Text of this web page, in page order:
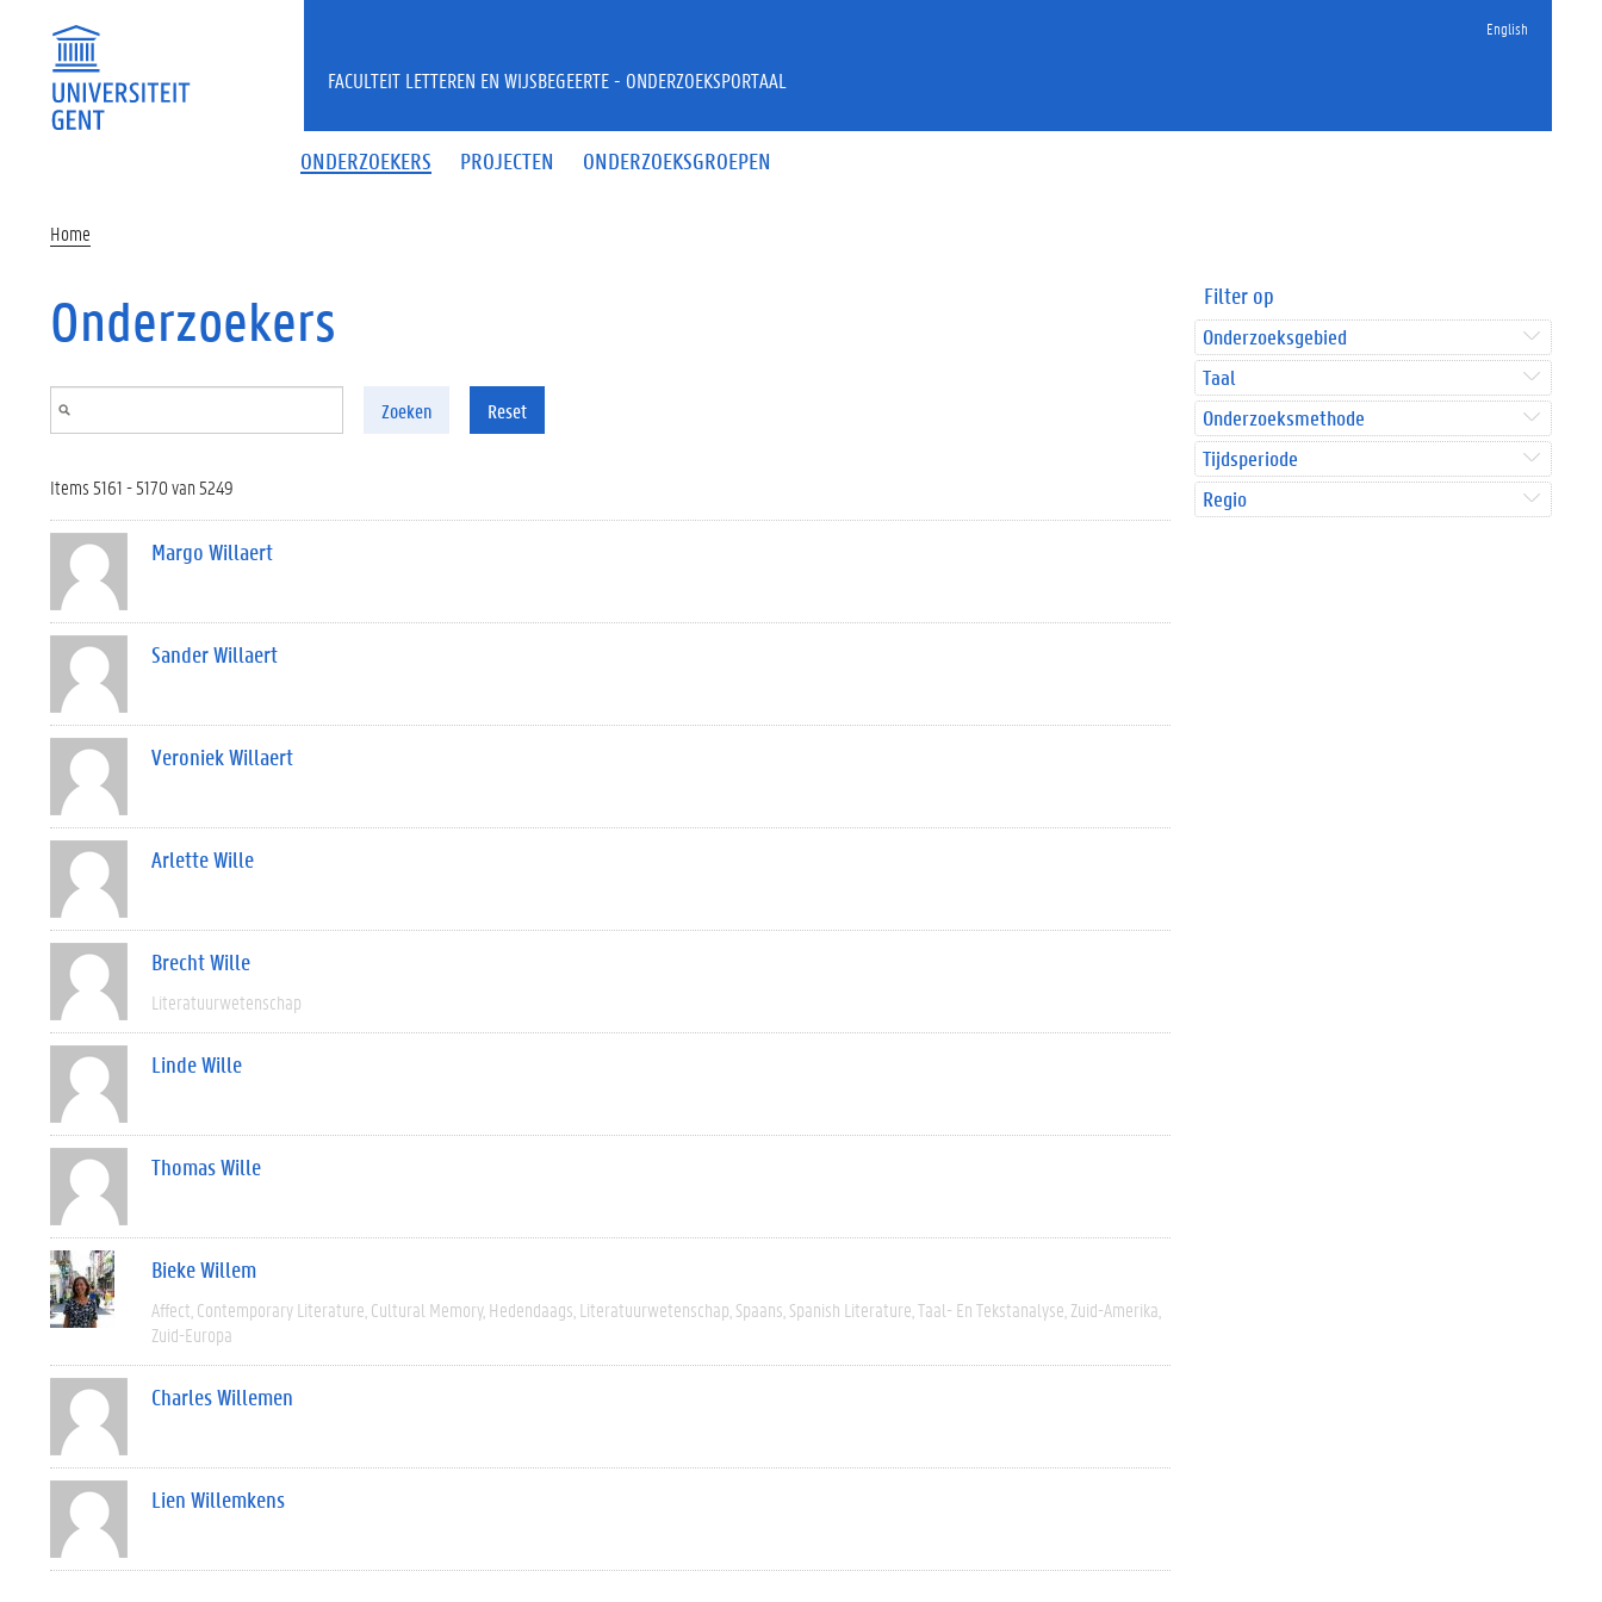
English
ONDERZOEKERS PROJECTEN ONDERZOEKSGROEPEN
FACULTEIT LETTEREN EN WIJSBEGEERTE - ONDERZOEKSPORTAAL
Home
Onderzoekers
Zoeken Reset
Items 5161 - 5170 van 5249
Margo Willaert
Sander Willaert
Veroniek Willaert
Arlette Wille
Brecht Wille
Literatuurwetenschap
Linde Wille
Thomas Wille
Bieke Willem
Affect Contemporary Literature Cultural Memory Hedendaags Literatuurwetenschap Spaans Spanish Literature Taal- En Tekstanalyse Zuid-Amerika
Zuid-Europa
Charles Willemen
Lien Willemkens
Filter op
Onderzoeksgebied
Taal
Onderzoeksmethode
Tijdsperiode
Regio